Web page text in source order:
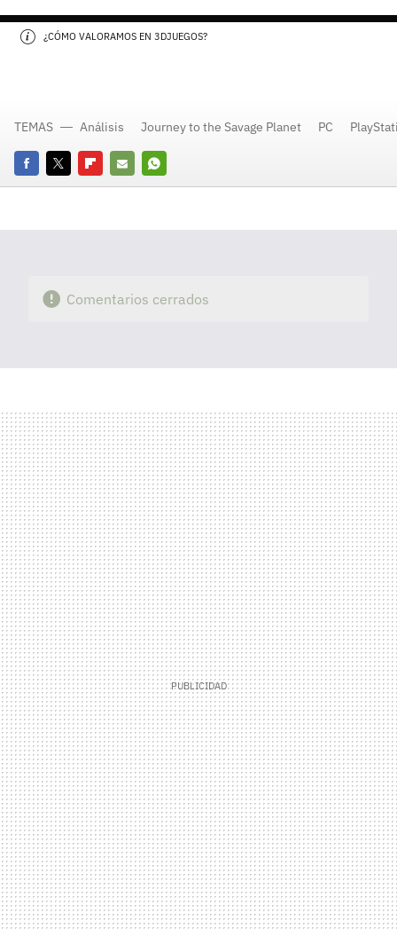
¿CÓMO VALORAMOS EN 3DJUEGOS?
FacebookTwitterFlipboard
E-
Whatsapp
TEMAS Análisis Journey to the Savage Planet PC
Comentarios cerrados